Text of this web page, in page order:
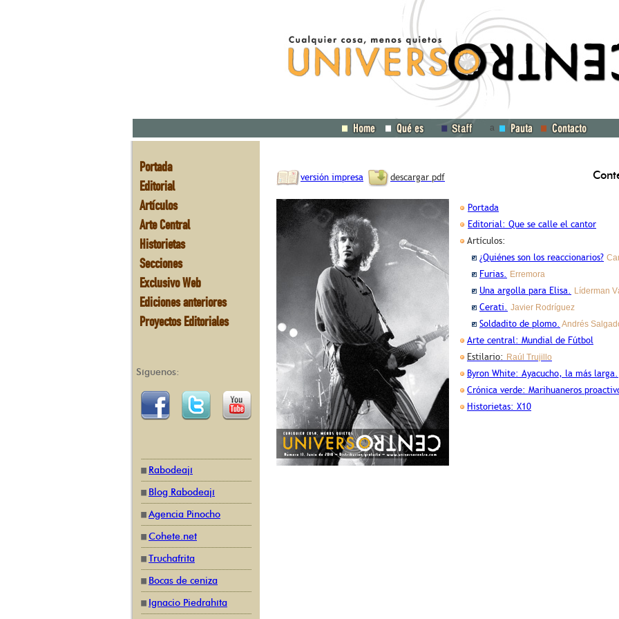
a
Portada
Editorial
Artículos
Arte Central
Historietas
Secciones
Exclusivo Web
Ediciones anteriores
Proyectos Editoriales
Síguenos:
Rabodeají
Blog Rabodeají
Agencia Pinocho
Cohete.net
Truchafrita
Bocas de ceniza
Ignacio Piedrahíta
versión impresa descargar pdf
Portada
Editorial: Que se calle el cantor
Artículos:
¿Quiénes son los reaccionarios?
Furias. Erremora
Una argolla para Elisa. Líderman
Cerati. Javier Rodríguez
Soldadito de plomo. Andrés
Arte central: Mundial de Fútbol
Estilario: Raúl Trujillo
Byron White: Ayacucho, la más larga.
Crónica verde: Marihuaneros
Historietas: X10